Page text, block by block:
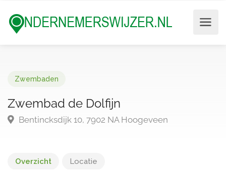
Zwembaden
Zwembad de Dolfijn
Bentincksdijk 10, 7902 NA Hoogeveen
Overzicht Locatie